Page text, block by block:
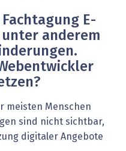
E-
anderem
meisten Menschen
sind nicht sichtbar,
digitaler Angebote